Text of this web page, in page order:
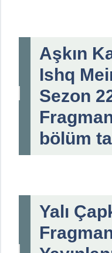
Aşkın
Ishq
Sezon
bölüm
Yalı